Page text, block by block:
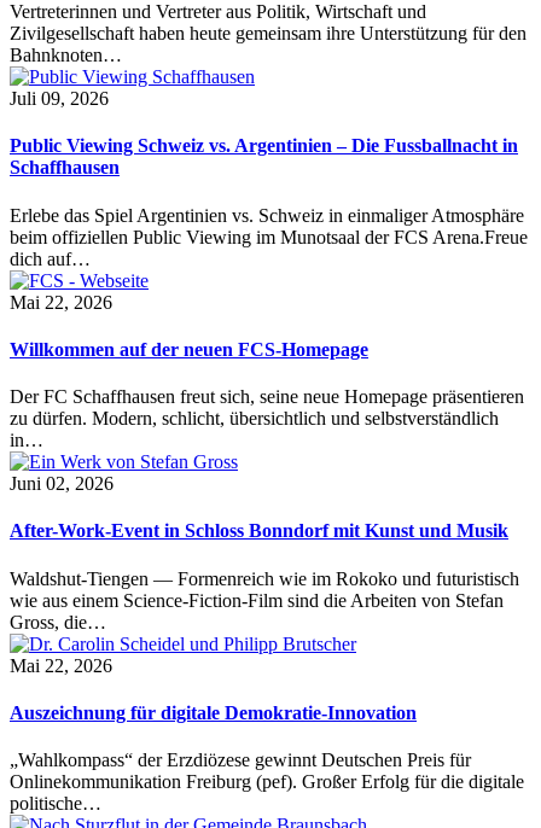
Vertreterinnen und Vertreter aus Politik, Wirtschaft und
Zivilgesellschaft haben heute gemeinsam ihre Unterstützung für den
Bahnknoten…
Juli 09, 2026
Public Viewing Schweiz vs. Argentinien – Die Fussballnacht in
Schaffhausen
Erlebe das Spiel Argentinien vs. Schweiz in einmaliger Atmosphäre
beim offiziellen Public Viewing im Munotsaal der FCS Arena.Freue
dich auf…
Mai 22, 2026
Willkommen auf der neuen FCS-Homepage
Der FC Schaffhausen freut sich, seine neue Homepage präsentieren
zu dürfen. Modern, schlicht, übersichtlich und selbstverständlich
in…
Juni 02, 2026
After-Work-Event in Schloss Bonndorf mit Kunst und Musik
Waldshut-Tiengen — Formenreich wie im Rokoko und futuristisch
wie aus einem Science-Fiction-Film sind die Arbeiten von Stefan
Gross, die…
Mai 22, 2026
Auszeichnung für digitale Demokratie-Innovation
„Wahlkompass“ der Erzdiözese gewinnt Deutschen Preis für
Onlinekommunikation Freiburg (pef). Großer Erfolg für die digitale
politische…